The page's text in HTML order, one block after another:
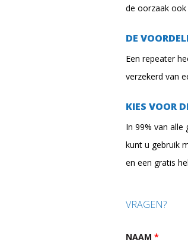
de oorzaak
DE
Een repeater
verzekerd van
KIES VOOR
In 99% van
kunt u gebruik
en een gratis
VRAGEN?
NAAM *